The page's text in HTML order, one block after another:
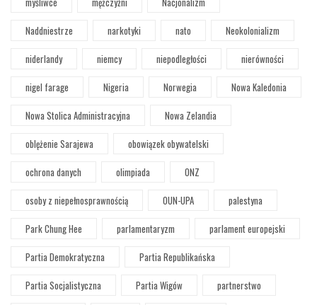
Naddniestrze
narkotyki nato
Neokolonializm
niderlandy
niemcy niepodległości
nierówności
nigel farage
Nigeria Norwegia
Nowa Kaledonia
Nowa Stolica Administracyjna
Nowa Zelandia
oblężenie Sarajewa
obowiązek obywatelski
ochrona danych
olimpiada
ONZ
osoby z niepełnosprawnością
OUN-UPA
palestyna
Park Chung Hee
parlamentaryzm
parlament europejski
Partia Demokratyczna
Partia Republikańska
Partia Socjalistyczna
Partia Wigów
partnerstwo